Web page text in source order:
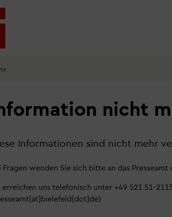
nicht
Informationen sind nicht mehr
Fragen wenden Sie sich bitte an das
erreichen uns telefonisch unter +49 521 51-